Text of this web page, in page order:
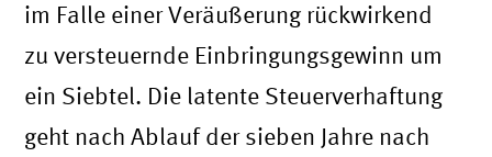
im Falle einer Veräußerung rückwirkend
zu versteuernde Einbringungsgewinn um
ein Siebtel. Die latente Steuerverhaftung
geht nach Ablauf der sieben Jahre nach